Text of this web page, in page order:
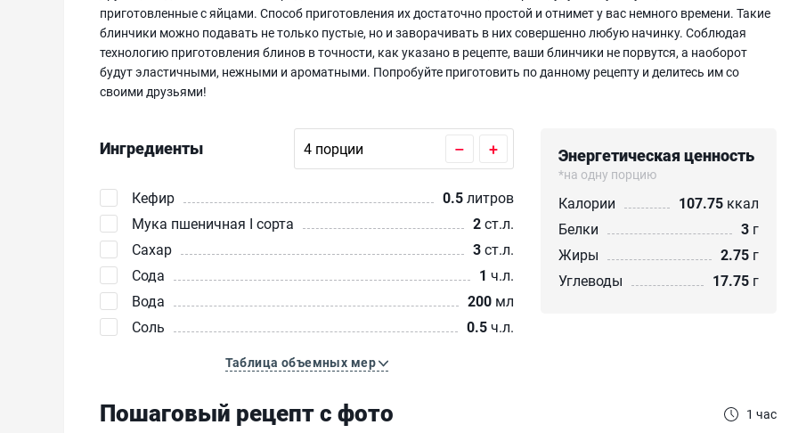
приготовленные с яйцами. Способ приготовления их достаточно простой и отнимет у вас немного времени. Такие
блинчики можно подавать не только пустые, но и заворачивать в них совершенно любую начинку. Соблюдая
технологию приготовления блинов в точности, как указано в рецепте, ваши блинчики не порвутся, а наоборот
будут эластичными, нежными и ароматными. Попробуйте приготовить по данному рецепту и делитесь им со
своими друзьями!
Ингредиенты – +
Кефир 0.5литров
Мука пшеничная I сорта
2ст.л.
Сахар
3ст.л.
Сода
1 ч.л.
Вода
200 мл
Соль
0.5ч.л.
Таблица объемных мер
Энергетическая ценность
*на одну порцию
Калории 107.75 ккал
Белки
3 г
Жиры
2.75 г
Углеводы
17.75 г
Пошаговый рецепт с фото 1 час